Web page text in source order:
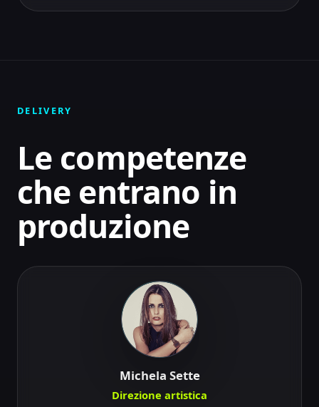
DELIVERY
Le competenze
che entrano in
produzione
Michela Sette
Direzione artistica